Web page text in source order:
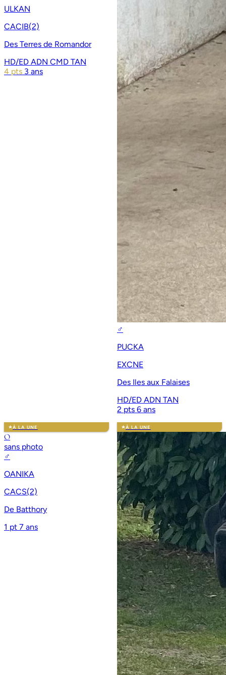
ULKAN
CACIB(2)
Des Terres de Romandor
HD/ED ADN CMD TAN
4 pts 3 ans
♂
PUCKA
EXCNE
Des Iles aux Falaises
HD/ED ADN TAN
2 pts 6 ans
À LA UNE
O
sans photo
♂
OANIKA
CACS(2)
De Batthory
1 pt 7 ans
À LA UNE